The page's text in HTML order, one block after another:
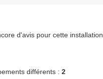
d'avis pour cette installation.
différents : 2